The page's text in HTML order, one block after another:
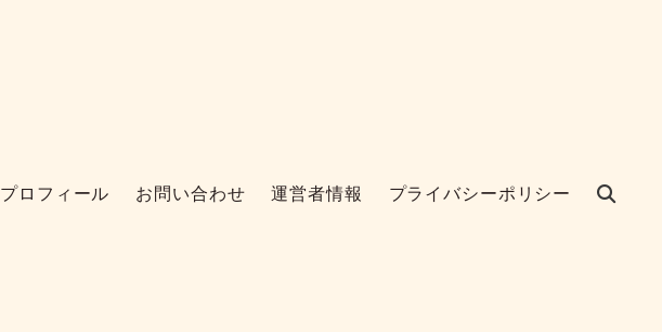
プロフィール お問い合わせ 運営者情報 プライバシーポリシー